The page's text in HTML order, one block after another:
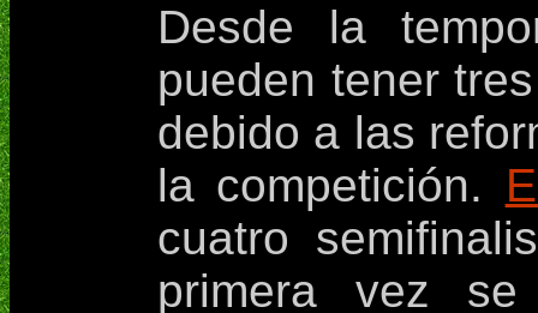
Desde la
pueden tener
debido a las
la competición.
cuatro
primera vez